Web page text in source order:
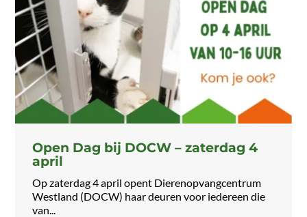
Open Dag bij DOCW – zaterdag 4
april
Op zaterdag 4 april opent Dierenopvangcentrum
Westland (DOCW) haar deuren voor iedereen die
van...